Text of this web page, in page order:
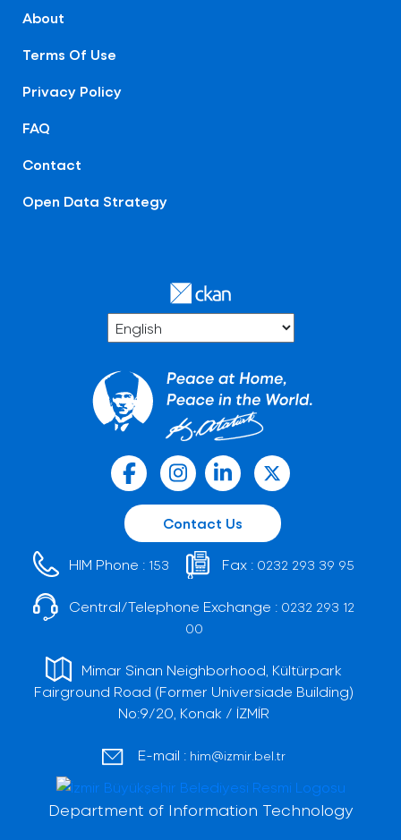
About
Terms Of Use
Privacy Policy
FAQ
Contact
Open Data Strategy
Contact Us
HIM Phone : 153 Fax : 0232 293 39 95
Central/Telephone Exchange : 0232 293 12
00
Mimar Sinan Neighborhood, Kültürpark
Fairground Road (Former Universiade Building)
No:9/20, Konak / İZMİR
E-mail : him@izmir.bel.tr
Department of Information Technology